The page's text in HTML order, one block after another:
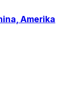
Amerika